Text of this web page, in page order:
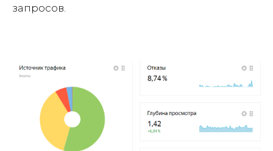
запросов.